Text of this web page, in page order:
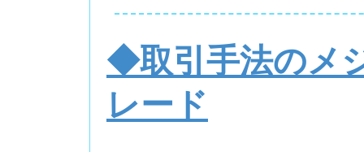
◆取引手法のメ
レード